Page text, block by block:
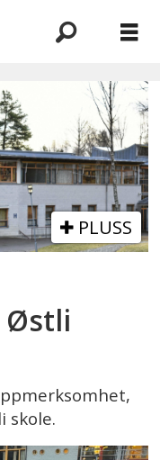
PLUSS
Østli
skole.